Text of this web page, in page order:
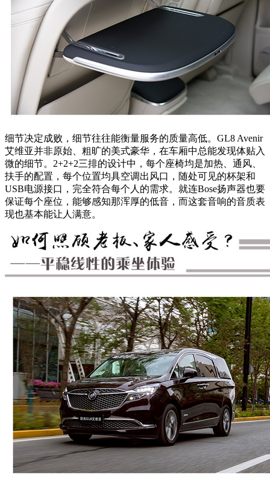
细节决定成败，细节往往能衡量服务的质量高低。GL8 Avenir
艾维亚并非原始、粗旷的美式豪华，在车厢中总能发现体贴入
微的细节。2+2+2三排的设计中，每个座椅均是加热、通风、
扶手的配置，每个位置均具空调出风口，随处可见的杯架和
USB电源接口，完全符合每个人的需求。就连Bose扬声器也要
保证每个座位，能够感知那浑厚的低音，而这套音响的音质表
现也基本能让人满意。